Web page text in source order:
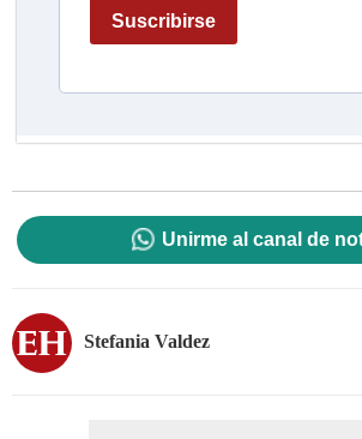
Unirme al canal de
Stefania Valdez